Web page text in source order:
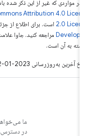
در مواردی که غیر از این ذکر شده
Commons Attribution 4.0
2.0است. برای اطلاع از
به آن است.
آخرین به‌روزرسانی 2023-01-12 به‌وقت ساعت هماهنگ جهانی.
ما می‌خواهیم
در دسترس،